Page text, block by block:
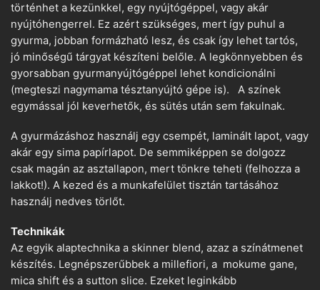
történhet a kezünkkel, egy nyújtógéppel, vagy akár
nyújtóhengerrel. Ez azért szükséges, mert így puhul a
gyurma, jobban formázható lesz, és csak így lehet tartós,
jó minőségű tárgyat készíteni belőle. A legkönnyebben és
gyorsabban gyurmanyújtógéppel lehet kondicionálni
(megteszi nagymama tésztanyújtó gépe is). A színek
egymással jól keverhetők, és sütés után sem fakulnak.
A gyurmázáshoz használj egy csempét, laminált lapot, vagy
akár egy sima papírlapot. De semmiképpen se dolgozz
csak magán az asztallapon, mert tönkre teheti (felhozza a
lakkot!). A kezed és a munkafelület tisztán tartásához
használj nedves törlőt.
Technikák
Az egyik alaptechnika a skinner blend, azaz a színátmenet
készítés. Legnépszerűbbek a millefiori, a mokume gane,
mica shift és a sutton slice. Ezeket leginkább